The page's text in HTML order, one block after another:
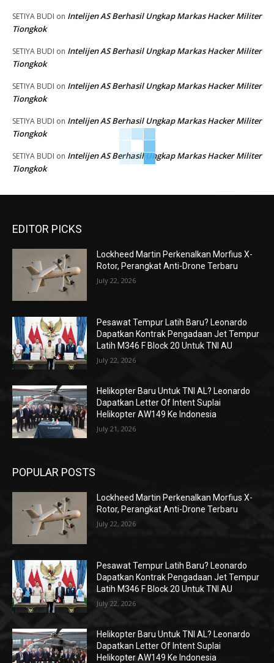
SETIYA BUDI on Intelijen AS Berhasil Ungkap Markas Hacker Militer
Tiongkok
SETIYA BUDI on Intelijen AS Berhasil Ungkap Markas Hacker Militer
Tiongkok
SETIYA BUDI on Intelijen AS Berhasil Ungkap Markas Hacker Militer
Tiongkok
SETIYA BUDI on Intelijen AS Berhasil Ungkap Markas Hacker Militer
Tiongkok
SETIYA BUDI on Intelijen AS Berhasil Ungkap Markas Hacker Militer
Tiongkok
EDITOR PICKS
Lockheed Martin Perkenalkan Morfius X-
Rotor, Perangkat Anti-Drone Terbaru
July 22, 2026
Pesawat Tempur Latih Baru? Leonardo
Dapatkan Kontrak Pengadaan Jet Tempur
Latih M346 F Block 20 Untuk TNI AU
July 22, 2026
Helikopter Baru Untuk TNI AL? Leonardo
Dapatkan Letter Of Intent Suplai
Helikopter AW149 Ke Indonesia
July 21, 2026
POPULAR POSTS
Lockheed Martin Perkenalkan Morfius X-
Rotor, Perangkat Anti-Drone Terbaru
July 22, 2026
Pesawat Tempur Latih Baru? Leonardo
Dapatkan Kontrak Pengadaan Jet Tempur
Latih M346 F Block 20 Untuk TNI AU
July 22, 2026
Helikopter Baru Untuk TNI AL? Leonardo
Dapatkan Letter Of Intent Suplai
Helikopter AW149 Ke Indonesia